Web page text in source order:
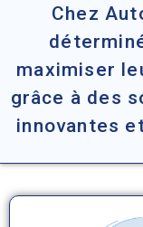
Chez
maximiser
grâce à des
innovantes